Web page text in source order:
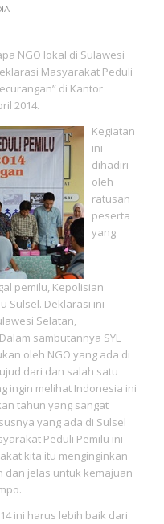
NGO lokal di Sulawesi
Masyarakat Peduli
di Kantor
2014.
Kegiatan
ini
dihadiri
oleh
ratusan
peserta
yang
pemilu, Kepolisian
Sulsel. Deklarasi ini
Selatan,
sambutannya SYL
oleh NGO yang ada di
dari dan salah satu
ingin melihat Indonesia ini
tahun yang sangat
yang ada di Sulsel
Peduli Pemilu ini
kita itu menginginkan
jelas untuk kemajuan
ini harus lebih baik dari